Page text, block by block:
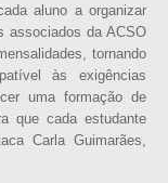
aluno a organizar
associados da ACSO
tornando
às exigências
uma formação de
que cada estudante
Carla Guimarães,